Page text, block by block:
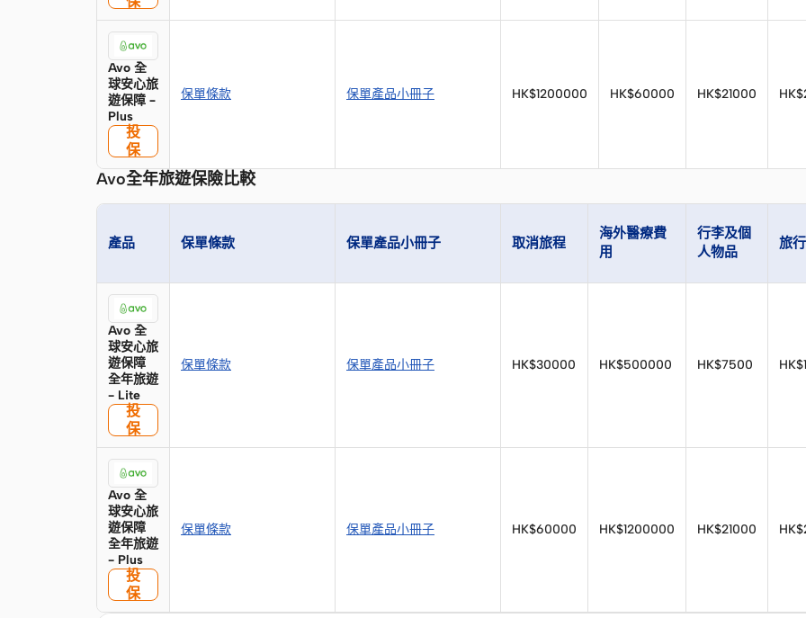
Avo 全
球安心旅
遊保障 –
Plus
投
保
保單條款 保單產品小冊子 HK$1200000 HK$60000 HK$21000
Avo全年旅遊保險比較
產品 保單條款 保單產品小冊子 取消旅程
海外醫療費
用
行李及個
人物品
旅
Avo 全
球安心旅
遊保障
全年旅遊
- Lite
投
保
保單條款 保單產品小冊子 HK$30000 HK$500000 HK$7500
Avo 全
球安心旅
遊保障
全年旅遊
- Plus
投
保
保單條款 保單產品小冊子 HK$60000 HK$1200000 HK$21000